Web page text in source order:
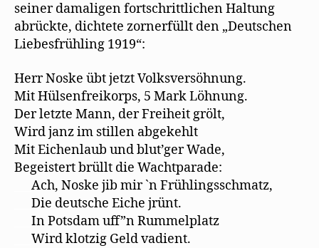
seiner damaligen fortschrittlichen Haltung
abrückte, dichtete zornerfüllt den „Deutschen
Liebesfrühling 1919“:
Herr Noske übt jetzt Volksversöhnung.
Mit Hülsenfreikorps, 5 Mark Löhnung.
Der letzte Mann, der Freiheit grölt,
Wird janz im stillen abgekehlt
Mit Eichenlaub und blut’ger Wade,
Begeistert brüllt die Wachtparade:
Ach, Noske jib mir `n Frühlingsschmatz,
Die deutsche Eiche jrünt.
In Potsdam uff”n Rummelplatz
Wird klotzig Geld vadient.